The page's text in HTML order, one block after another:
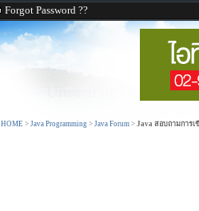
Forgot Password ??
HOME > Java Programming > Java Forum > Java สอบถามการ